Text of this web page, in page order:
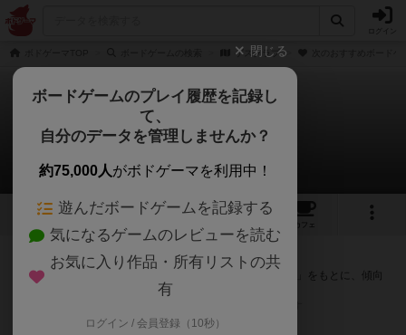
ゲスクラブ
ゲスクラブ
次のおすすめボードゲーム
11 2 32
カフェ
『ゲスクラブ』が好きな方へのおすすめ
このゲームのトップページで投票された「プレイ感の評価」をもとに、傾向
が近いボードゲームをランキング形式で紹介します。
閉じる
ボードゲームのプレイ履歴を記録し
て、
自分のデータを管理しませんか？
約75,000人がボドゲーマを利用中！
遊んだボードゲームを記録する
気になるゲームのレビューを読む
お気に入り作品・所有リストの共
有
ログイン / 会員登録（10秒）